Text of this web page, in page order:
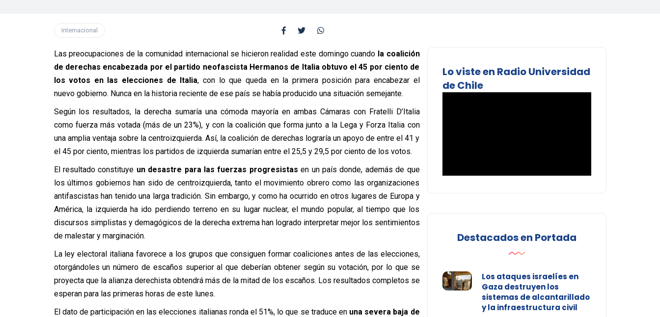
Internacional
Las preocupaciones de la comunidad internacional se hicieron realidad este domingo cuando la coalición
de derechas encabezada por el partido neofascista Hermanos de Italia obtuvo el 45 por ciento de
los votos en las elecciones de Italia, con lo que queda en la primera posición para encabezar el
nuevo gobierno. Nunca en la historia reciente de ese país se había producido una situación semejante.
Según los resultados, la derecha sumaría una cómoda mayoría en ambas Cámaras con Fratelli D’Italia
como fuerza más votada (más de un 23%), y con la coalición que forma junto a la Lega y Forza Italia con
una amplia ventaja sobre la centroizquierda. Así, la coalición de derechas lograría un apoyo de entre el 41 y
el 45 por ciento, mientras los partidos de izquierda sumarían entre el 25,5 y 29,5 por ciento de los votos.
El resultado constituye un desastre para las fuerzas progresistas en un país donde, además de que
los últimos gobiernos han sido de centroizquierda, tanto el movimiento obrero como las organizaciones
antifascistas han tenido una larga tradición. Sin embargo, y como ha ocurrido en otros lugares de Europa y
América, la izquierda ha ido perdiendo terreno en su lugar nuclear, el mundo popular, al tiempo que los
discursos simplistas y demagógicos de la derecha extrema han logrado interpretar mejor los sentimientos
de malestar y marginación.
La ley electoral italiana favorece a los grupos que consiguen formar coaliciones antes de las elecciones,
otorgándoles un número de escaños superior al que deberían obtener según su votación, por lo que se
proyecta que la alianza derechista obtendrá más de la mitad de los escaños. Los resultados completos se
esperan para las primeras horas de este lunes.
El dato de participación en las elecciones italianas ronda el 51%, lo que se traduce en una severa baja de
Lo viste en Radio Universidad
de Chile
Destacados en Portada
Los ataques israelíes en
Gaza destruyen los
sistemas de alcantarillado
y la infraestructura civil